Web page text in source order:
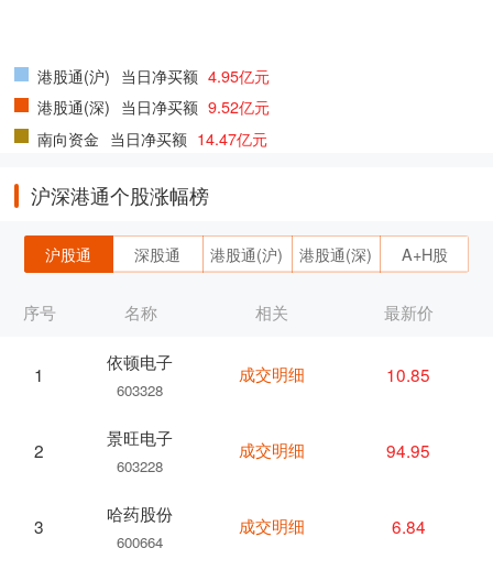
港股通(沪) 当日净买额 4.95亿元
港股通(深) 当日净买额 9.52亿元
南向资金 当日净买额 14.47亿元
沪深港通个股涨幅榜
沪股通 深股通 港股通(沪) 港股通(深) A+H股
序号 名称
1
依顿电子
603328
2
景旺电子
603228
3
哈药股份
600664
相关 最新价
成交明细 10.85
成交明细 94.95
成交明细 6.84